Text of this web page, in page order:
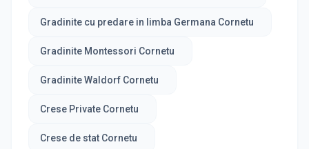
Gradinite cu predare in limba Germana Cornetu
Gradinite Montessori Cornetu
Gradinite Waldorf Cornetu
Crese Private Cornetu
Crese de stat Cornetu